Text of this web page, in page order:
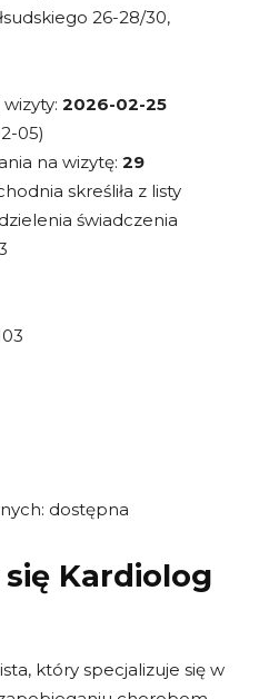
26-28/30,
2026-02-25
05)
na wizytę: 29
skreśliła z listy
świadczenia
dostępna
Kardiolog
który specjalizuje się w